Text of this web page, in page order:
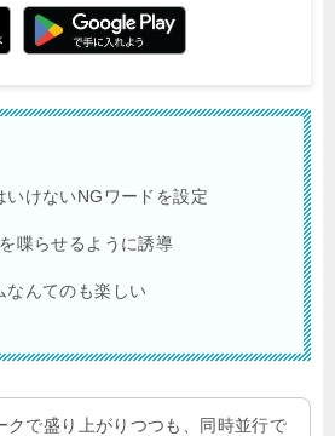
いけないNGワードを設定
喋らせるように誘導
なんてのも楽しい
クで盛り上がりつつも、同時並行で